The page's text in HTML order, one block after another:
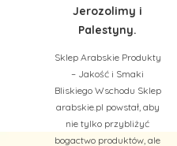
Jerozolimy i
Palestyny.
Sklep Arabskie Produkty
– Jakość i Smaki
Bliskiego Wschodu Sklep
arabskie.pl powstał, aby
nie tylko przybliżyć
bogactwo produktów, ale